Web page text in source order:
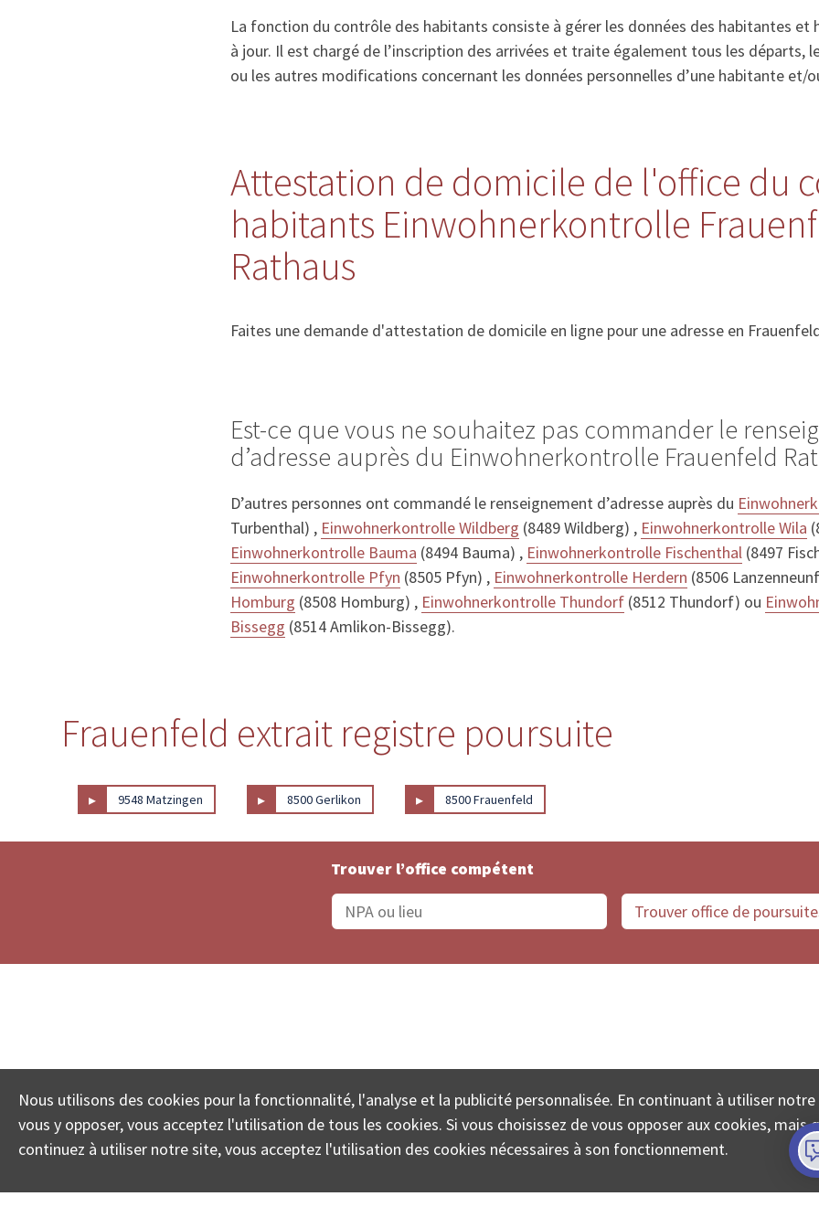
La fonction du contrôle des habitants consiste à gérer les données des habitantes
à jour. Il est chargé de l’inscription des arrivées et traite également tous les départs,
ou les autres modifications concernant les données personnelles d’une habitante et/
Attestation de domicile de l'office du
habitants Einwohnerkontrolle
Rathaus
Faites une demande d'attestation de domicile en ligne pour une adresse en
Est-ce que vous ne souhaitez pas commander le
d’adresse auprès du Einwohnerkontrolle Frauenfeld
D’autres personnes ont commandé le renseignement d’adresse auprès du
Turbenthal) , Einwohnerkontrolle Wildberg (8489 Wildberg) , Einwohnerkontrolle Wila
Einwohnerkontrolle Bauma (8494 Bauma) , Einwohnerkontrolle Fischenthal (8497
Einwohnerkontrolle Pfyn (8505 Pfyn) , Einwohnerkontrolle Herdern (8506
Homburg (8508 Homburg) , Einwohnerkontrolle Thundorf (8512 Thundorf) ou
Bissegg (8514 Amlikon-Bissegg).
Frauenfeld extrait registre poursuite
▸ 9548 Matzingen ▸ 8500 Gerlikon ▸ 8500 Frauenfeld
Trouver l’office compétent
Nous utilisons des cookies pour la fonctionnalité, l'analyse et la publicité personnalisée. En continuant à utiliser
vous y opposer, vous acceptez l'utilisation de tous les cookies. Si vous choisissez de vous opposer aux cookies, mais
continuez à utiliser notre site, vous acceptez l'utilisation des cookies nécessaires à son fonctionnement.
© COLLECTA SA www.poursuites-plus.ch est un service de